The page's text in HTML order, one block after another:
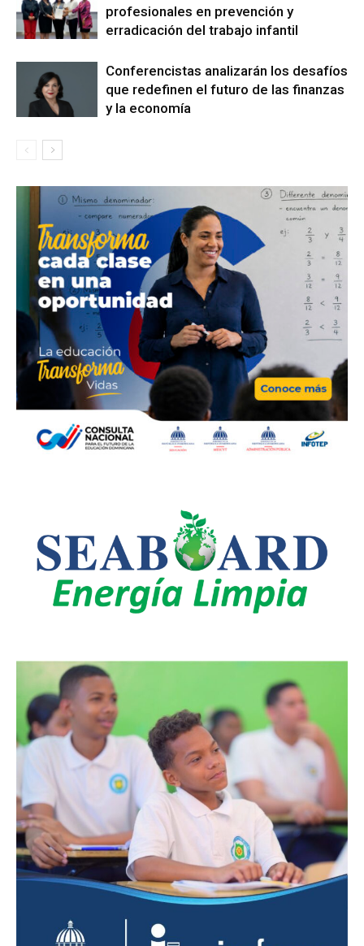
profesionales en prevención y
erradicación del trabajo infantil
Conferencistas analizarán los desafíos
que redefinen el futuro de las finanzas
y la economía